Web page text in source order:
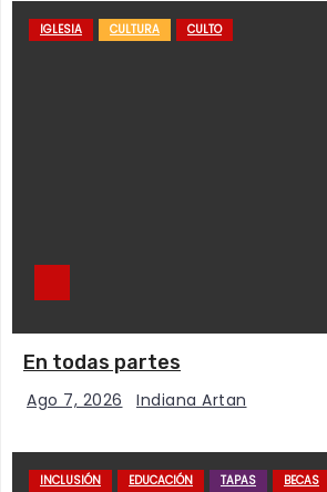
IGLESIA CULTURA CULTO
En todas partes
Ago 7, 2026 Indiana Artan
INCLUSIÓN EDUCACIÓN TAPAS BECAS